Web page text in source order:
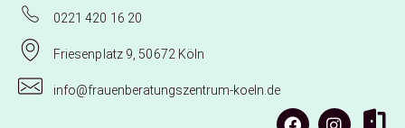
0221 420 16 20
Friesenplatz 9, 50672 Köln
info@frauenberatungszentrum-koeln.de